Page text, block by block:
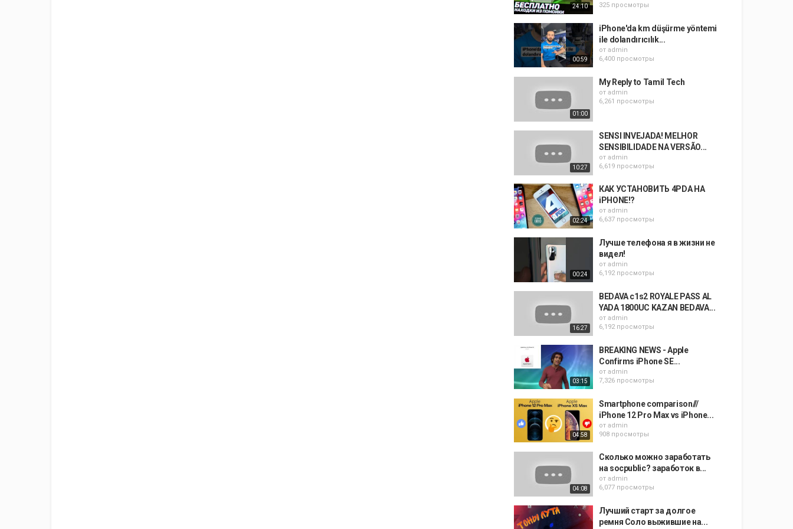
24:10
325 просмотры
00:59
iPhone'da km düşürme yöntemi
ile dolandırıcılık...
от admin
6,400 просмотры
01:00
My Reply to Tamil Tech
от admin
6,261 просмотры
10:27
SENSI INVEJADA! MELHOR
SENSIBILIDADE NA VERSÃO...
от admin
6,619 просмотры
02:24
КАК УСТАНОВИТЬ 4PDA НА
iPHONE!?
от admin
6,637 просмотры
00:24
Лучше телефона я в жизни не
видел!
от admin
6,192 просмотры
16:27
BEDAVA c1s2 ROYALE PASS AL
YADA 1800UC KAZAN BEDAVA...
от admin
6,192 просмотры
03:15
BREAKING NEWS - Apple
Confirms iPhone SE...
от admin
7,326 просмотры
04:58
Smartphone comparison///
iPhone 12 Pro Max vs iPhone...
от admin
908 просмотры
04:08
Сколько можно заработать
на socpublic? заработок в...
от admin
6,077 просмотры
Лучший старт за долгое
ремня Соло выжившие на...